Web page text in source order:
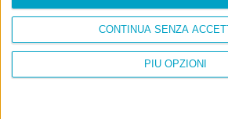
PIÙ OPZIONI
CONTINUA SENZA